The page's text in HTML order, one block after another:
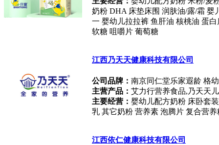
奶粉 DHA 床垫床围 润肤油/露/霜 婴
一 婴幼儿拉拉裤 鱼肝油 核桃油 蛋
软糖 咀嚼片 葡萄糖
江西乃天天健康科技有限公司
公司品牌： 南京同仁堂乐家遐龄 格
主营产品： 艾力行营养食品,乃天天
主要经营： 婴幼儿配方奶粉 床卧套
乳 其它奶粉 营养素 泡腾片 复合营
江西依仁健康科技有限公司